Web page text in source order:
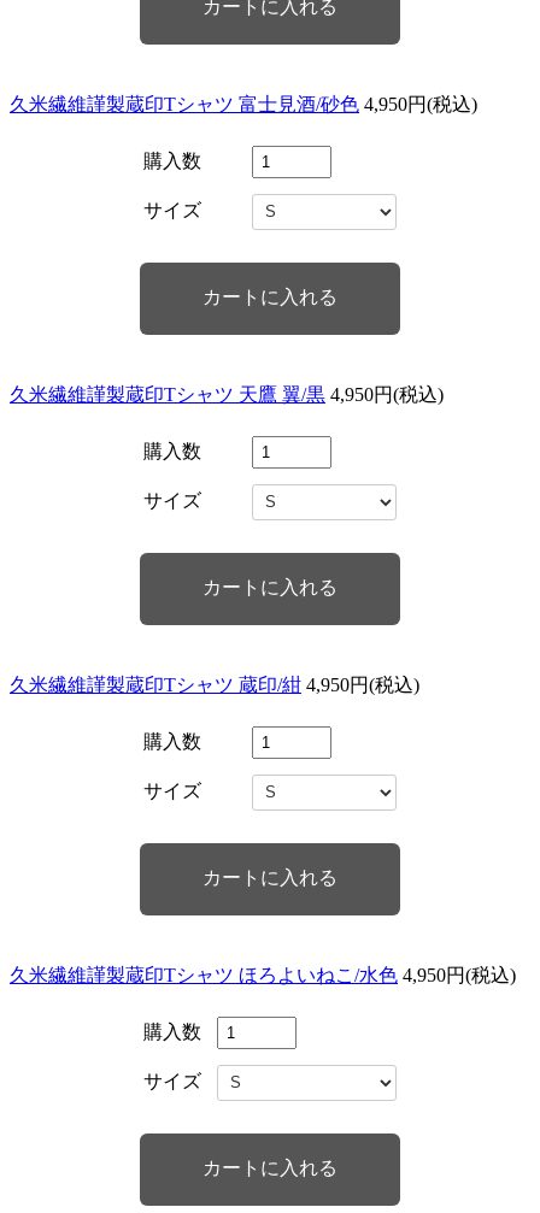
久米繊維謹製蔵印Tシャツ 富士見酒/砂色 4,950円(税込)
購入数
サイズ
久米繊維謹製蔵印Tシャツ 天鷹 翼/黒 4,950円(税込)
購入数
サイズ
久米繊維謹製蔵印Tシャツ 蔵印/紺 4,950円(税込)
購入数
サイズ
久米繊維謹製蔵印Tシャツ ほろよいねこ/水色 4,950円(税込)
購入数
サイズ